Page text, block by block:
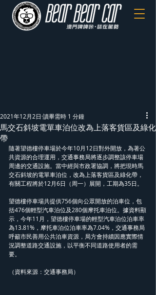
馬交石斜坡電單車泊位改為上落客貨區及綠化
帶
2021年12月2日 讀畢需時 1 分鐘
隨著望德樓停車場於今年10月12日對外開放，為著公
共資源的合理運用，交通事務局將逐步調整該停車場
周邊的交通設施。當中經與市政署協調，將把現時馬
交石斜坡的電單車泊位，改為上落客貨區及綠化帶，
有關工程將於12月6日（周一）展開，工期為35日。
望德樓停車場共提供756個向公眾開放的泊車位，包
括476個輕型汽車泊位及280個摩托車泊位。據資料顯
示，今年11月，望德樓停車場的輕型汽車泊位泊車率
為13.81%，摩托車泊位泊車率為7.04%，交通事務局
呼籲市民善用公共泊車資源，局方會持續因應實際情
況調整道路交通設施，以平衡不同道路使用者的需
要。
（資料來源：交通事務局）